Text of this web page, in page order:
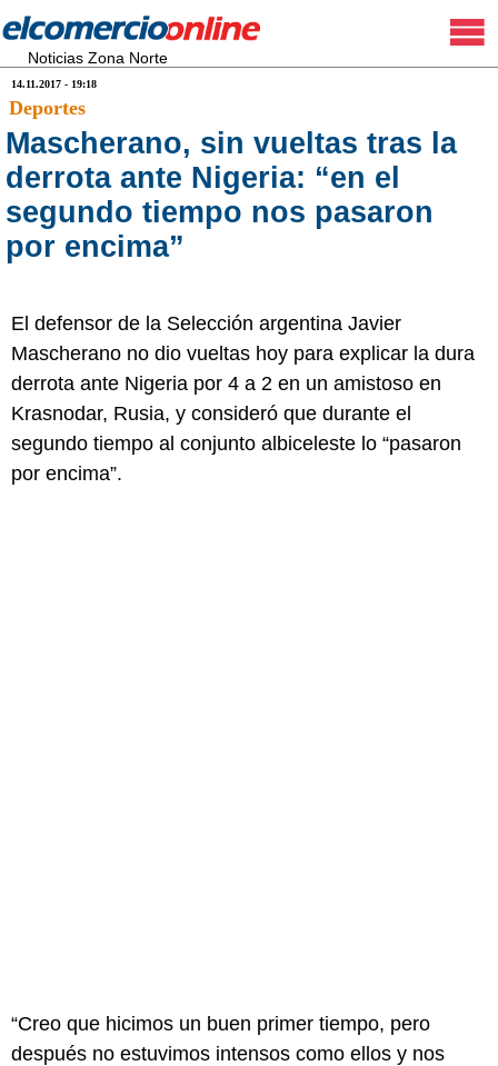
Noticias Zona Norte
14.11.2017 - 19:18
Deportes
Mascherano, sin vueltas tras la
derrota ante Nigeria: “en el
segundo tiempo nos pasaron
por encima”
El defensor de la Selección argentina Javier
Mascherano no dio vueltas hoy para explicar la dura
derrota ante Nigeria por 4 a 2 en un amistoso en
Krasnodar, Rusia, y consideró que durante el
segundo tiempo al conjunto albiceleste lo “pasaron
por encima”.
“Creo que hicimos un buen primer tiempo, pero
después no estuvimos intensos como ellos y nos